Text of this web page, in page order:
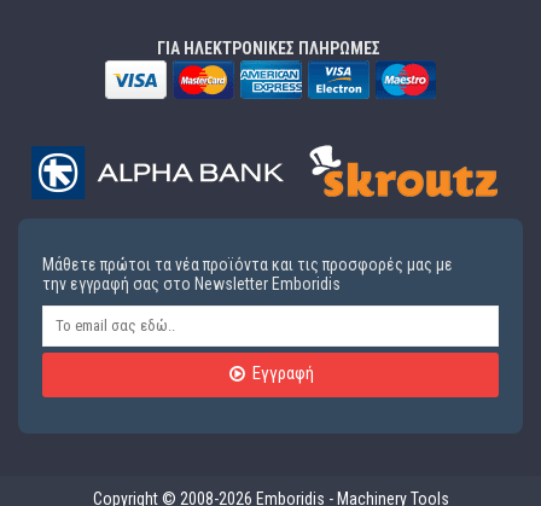
ΓΙΑ ΗΛΕΚΤΡΟΝΙΚΕΣ ΠΛΗΡΩΜΕΣ
Μάθετε πρώτοι τα νέα προϊόντα και τις προσφορές μας με
την εγγραφή σας στο Newsletter Emboridis
Εγγραφή
Copyright © 2008-2026 Emboridis - Machinery Tools